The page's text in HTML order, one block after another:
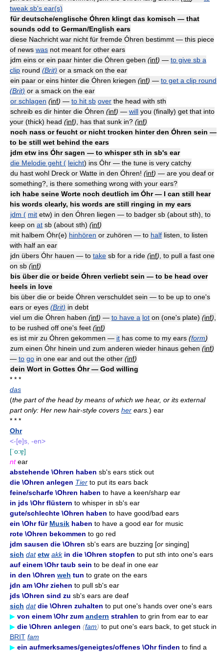
tweak sb's ear(s)
für deutsche/englische Óhren klingt das komisch — that
sounds odd to German/English ears
diese Nachricht war nicht für fremde Óhren bestimmt — this piece
of news was not meant for other ears
jdm eins or ein paar hinter die Óhren geben (inf) — to give sb a
clip round (Brit) or a smack on the ear
ein paar or eins hinter die Óhren kriegen (inf) — to get a clip round
(Brit) or a smack on the ear
or schlagen (inf) — to hit sb over the head with sth
schreib es dir hinter die Óhren (inf) — will you (finally) get that into
your (thick) head (inf) , has that sunk in? (inf)
noch nass or feucht or nicht trocken hinter den Óhren sein —
to be still wet behind the ears
jdm etw ins Óhr sagen — to whisper sth in sb's ear
die Melodie geht ( leicht) ins Óhr — the tune is very catchy
du hast wohl Dreck or Watte in den Óhren! (inf) — are you deaf or
something?, is there something wrong with your ears?
ich habe seine Worte noch deutlich im Óhr — I can still hear
his words clearly, his words are still ringing in my ears
jdm ( mit etw) in den Óhren liegen — to badger sb (about sth), to
keep on at sb (about sth) (inf)
mit halbem Óhr(e) hinhören or zuhören — to half listen, to listen
with half an ear
jdn übers Óhr hauen — to take sb for a ride (inf) , to pull a fast one
on sb (inf)
bis über die or beide Óhren verliebt sein — to be head over
heels in love
bis über die or beide Óhren verschuldet sein — to be up to one's
ears or eyes (Brit) in debt
viel um die Óhren haben (inf) — to have a lot on (one's plate) (inf)
to be rushed off one's feet (inf)
es ist mir zu Óhren gekommen — it has come to my ears (form)
zum einen Óhr hinein und zum anderen wieder hinaus gehen (inf)
— to go in one ear and out the other (inf)
dein Wort in Gottes Óhr — God willing
* * *
das
(the part of the head by means of which we hear, or its external
part only: Her new hair-style covers her ears. ) ear
* * *
Ohr
<-[e]s, -en>
[ˈo:ɐ̯]
ntear
abstehende \Ohren haben sb's ears stick out
die \Ohren anlegen Tier to put its ears back
feine/scharfe \Ohren haben to have a keen/sharp ear
in jds \Ohr flüstern to whisper in sb's ear
gute/schlechte \Ohren haben to have good/bad ears
ein \Ohr für Musik haben to have a good ear for music
rote \Ohren bekommen to go red
jdm sausen die \Ohren sb's ears are buzzing [or singing]
sich dat etw akk in die \Ohren stopfen to put sth into one's ears
auf einem \Ohr taub sein to be deaf in one ear
in den \Ohren weh tun to grate on the ears
jdn am \Ohr ziehen to pull sb's ear
jds \Ohren sind zu sb's ears are deaf
sich dat die \Ohren zuhalten to put one's hands over one's ears
▶ von einem \Ohr zum andern strahlen to grin from ear to ear
▶ die \Ohren anlegen (fam) to put one's ears back, to get stuck in
BRIT fam
▶ ein aufmerksames/geneigtes/offenes \Ohr finden to find a